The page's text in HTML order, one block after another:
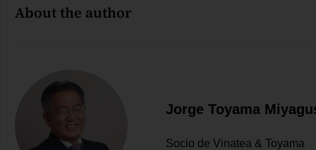
About the author
Jorge Toyama
Socio de Vinatea & Toyama